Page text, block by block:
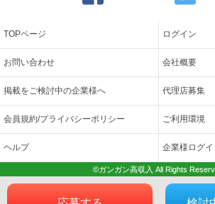
TOPページ ログイン
お問い合わせ 会社概要
掲載をご検討中の企業様へ 代理店募集
会員規約/プライバシーポリシー ご利用環境
ヘルプ 企業様ログイ
©ガンガン高収入 All Rights